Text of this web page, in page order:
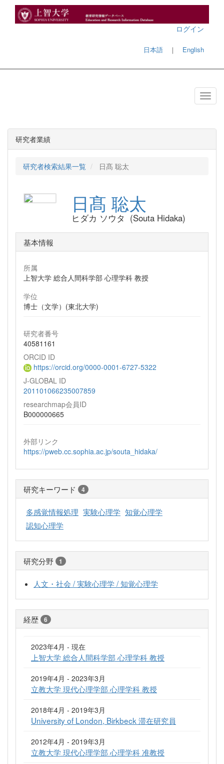
ログイン
日本語 ｜ English
研究者業績
研究者検索結果一覧 日髙 聡太
日髙 聡太
ヒダカ ソウタ (Souta Hidaka)
基本情報
所属
上智大学 総合人間科学部 心理学科 教授
学位
博士（文学）(東北大学)
研究者番号
40581161
ORCID ID
https://orcid.org/0000-0001-6727-5322
J-GLOBAL ID
201101066235007859
researchmap会員ID
B000000665
外部リンク
https://pweb.cc.sophia.ac.jp/souta_hidaka/
研究キーワード 4
多感覚情報処理 実験心理学 知覚心理学
認知心理学
研究分野 1
人文・社会 / 実験心理学 / 知覚心理学
経歴 6
2023年4月 - 現在
上智大学 総合人間科学部 心理学科 教授
2019年4月 - 2023年3月
立教大学 現代心理学部 心理学科 教授
2018年4月 - 2019年3月
University of London, Birkbeck 滞在研究員
2012年4月 - 2019年3月
立教大学 現代心理学部 心理学科 准教授